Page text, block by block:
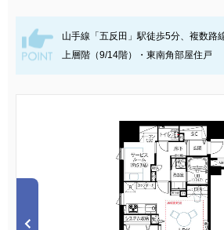
山手線「五反田」駅徒歩5分、複数路
上層階（9/14階）・東南角部屋住戸